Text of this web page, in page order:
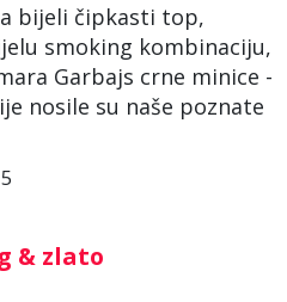
bijeli čipkasti top,
smoking kombinaciju,
Garbajs crne minice -
nosile su naše poznate
& zlato